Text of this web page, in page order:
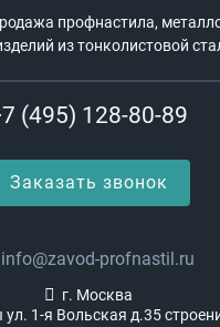
профнастила,
из тонколистовой
(495) 128-80-89
Заказать звонок
info@zavod-profnastil.ru
г. Москва
1-я Вольская д.35